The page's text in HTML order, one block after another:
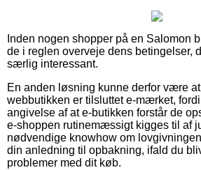
Inden nogen shopper på en Salomon
de i reglen overveje dens betingelser,
særlig interessant.
En anden løsning kunne derfor være
webbutikken er tilsluttet e-mærket,
angivelse af at e-butikken forstår de
e-shoppen rutinemæssigt kigges til af
nødvendige knowhow om
din anledning til opbakning, ifald du
problemer med dit køb.